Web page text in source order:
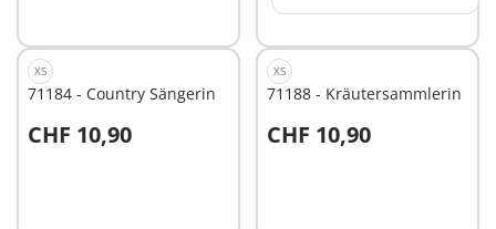
XS
71184 - Country Sängerin
CHF 10,90
XS
71188 - Kräutersammlerin
CHF 10,90